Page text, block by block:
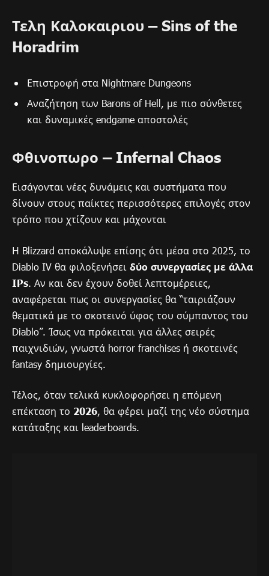
Τελη Καλοκαιριου – Sins of the
Horadrim
Επιστροφή στα Nightmare Dungeons
Αναζήτηση των Barons of Hell, με πιο σύνθετες
και δυναμικές endgame αποστολές
Φθινοπωρο – Infernal Chaos
Εισάγονται νέες δυνάμεις και συστήματα που
δίνουν στους παίκτες περισσότερες επιλογές στον
τρόπο που χτίζουν και μάχονται
Η Blizzard αποκάλυψε επίσης ότι μέσα στο 2025, το
Diablo IV θα φιλοξενήσει δύο συνεργασίες με άλλα
IPs. Αν και δεν έχουν δοθεί λεπτομέρειες,
αναφέρεται πως οι συνεργασίες θα “ταιριάζουν
θεματικά με το σκοτεινό ύφος του σύμπαντος του
Diablo”. Ίσως να πρόκειται για άλλες σειρές
παιχνιδιών, γνωστά horror franchises ή σκοτεινές
fantasy δημιουργίες.
Τέλος, όταν τελικά κυκλοφορήσει η επόμενη
επέκταση το 2026, θα φέρει μαζί της νέο σύστημα
κατάταξης και leaderboards.